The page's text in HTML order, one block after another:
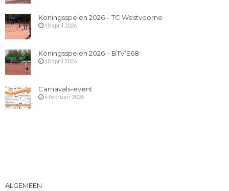
Koningsspelen 2026 – TC Westvoorne
18 april 2026
Koningsspelen 2026 – BTV’E68
18 april 2026
Carnavals-event
6 februari 2026
ALGEMEEN